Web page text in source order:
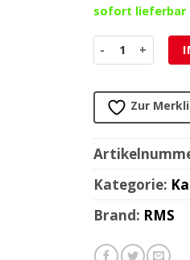
sofort lieferbar
Nippel Schaltung
Zur
Kategorie:
Brand: RMS